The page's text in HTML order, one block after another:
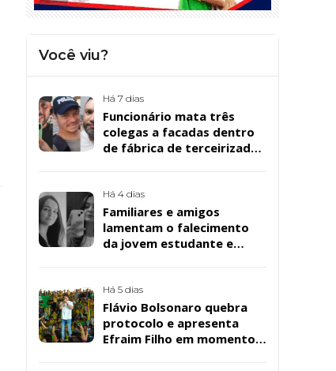
Você viu?
Há 7 dias
Funcionário mata três
colegas a facadas dentro
de fábrica de terceirizada
Há 4 dias
Familiares e amigos
lamentam o falecimento
da jovem estudante e
Santos, em Patos
Há 5 dias
Flávio Bolsonaro quebra
protocolo e apresenta
Efraim Filho em momento